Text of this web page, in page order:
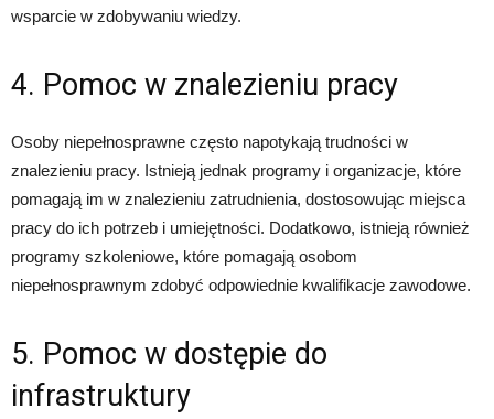
wsparcie w zdobywaniu wiedzy.
4. Pomoc w znalezieniu pracy
Osoby niepełnosprawne często napotykają trudności w
znalezieniu pracy. Istnieją jednak programy i organizacje, które
pomagają im w znalezieniu zatrudnienia, dostosowując miejsca
pracy do ich potrzeb i umiejętności. Dodatkowo, istnieją również
programy szkoleniowe, które pomagają osobom
niepełnosprawnym zdobyć odpowiednie kwalifikacje zawodowe.
5. Pomoc w dostępie do
infrastruktury